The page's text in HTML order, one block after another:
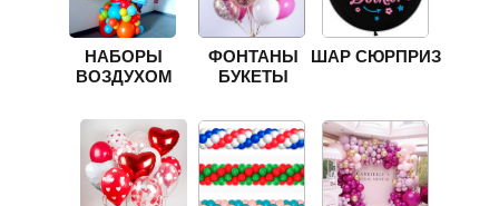
ФОНТАНЫ
БУКЕТЫ
ШАР СЮРПРИЗ
НАБОРЫ
ВОЗДУХОМ